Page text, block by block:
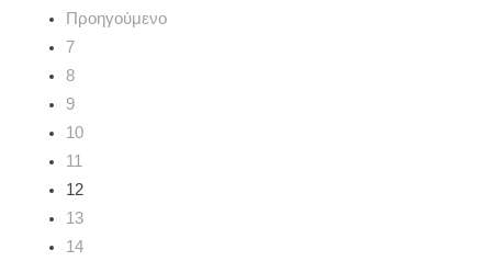
Προηγούμενο
7
8
9
10
11
12
13
14